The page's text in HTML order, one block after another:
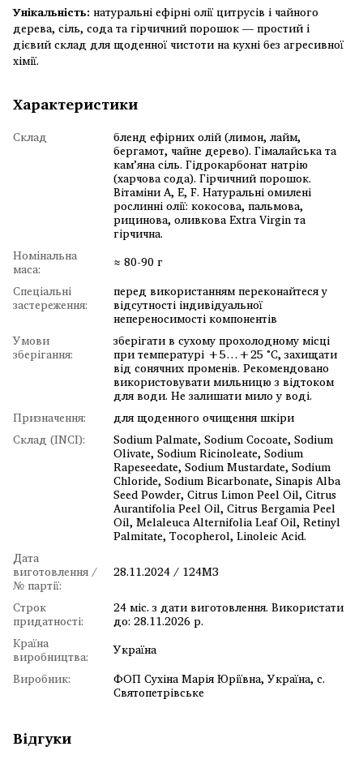
Унікальність: натуральні ефірні олії цитрусів і чайного
дерева, сіль, сода та гірчичний порошок — простий і
дієвий склад для щоденної чистоти на кухні без агресивної
хімії.
Характеристики
Склад бленд ефірних олій (лимон, лайм,
бергамот, чайне дерево). Гімалайська та
кам’яна сіль. Гідрокарбонат натрію
(харчова сода). Гірчичний порошок.
Вітаміни А, Е, F. Натуральні омилені
рослинні олії: кокосова, пальмова,
рицинова, оливкова Extra Virgin та
гірчична.
Номінальна
маса:
≈ 80-90 г
Спеціальні
застереження:
перед використанням переконайтеся у
відсутності індивідуальної
непереносимості компонентів
Умови
зберігання:
зберігати в сухому прохолодному місці
при температурі +5…+25 °C, захищати
від сонячних променів. Рекомендовано
використовувати мильницю з відтоком
для води. Не залишати мило у воді.
Призначення:
для щоденного очищення шкіри
Склад (INCI):
Sodium Palmate, Sodium Cocoate, Sodium
Olivate, Sodium Ricinoleate, Sodium
Rapeseedate, Sodium Mustardate, Sodium
Chloride, Sodium Bicarbonate, Sinapis Alba
Seed Powder, Citrus Limon Peel Oil, Citrus
Aurantifolia Peel Oil, Citrus Bergamia Peel
Oil, Melaleuca Alternifolia Leaf Oil, Retinyl
Palmitate, Tocopherol, Linoleic Acid.
Дата
виготовлення /
№ партії:
28.11.2024 / 124МЗ
Строк
придатності:
24 міс. з дати виготовлення. Використати
до: 28.11.2026 р.
Країна
виробництва:
Україна
Виробник:
ФОП Сухіна Марія Юріївна, Україна, с.
Святопетрівське
Відгуки